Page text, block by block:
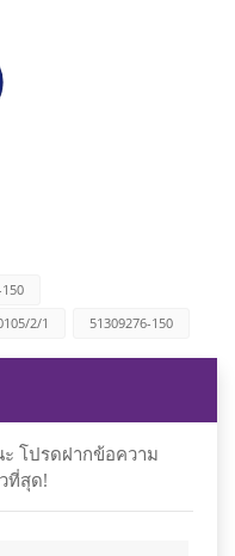
2/1 51309276-150
โปรดฝากข้อความ
ที่สุด!